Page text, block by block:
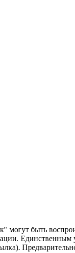
быть
Единственным